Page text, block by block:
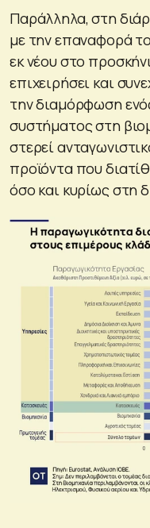
Παράλληλα, στη
με την επαναφορά
εκ νέου στο
επιχειρήσει και
την διαμόρφωση
συστήματος στη
στερεί
προϊόντα που
όσο και κυρίως στη